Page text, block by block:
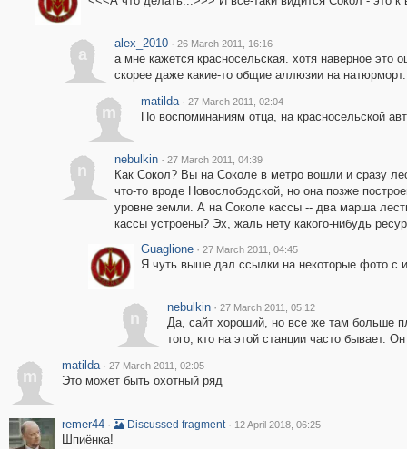
a
alex_2010 · 26 March 2011, 16:16
а мне кажется красносельская. хотя наверное это
скорее даже какие-то общие аллюзии на
m
matilda · 27 March 2011, 02:04
По воспоминаниям отца, на красносельской
n
nebulkin · 27 March 2011, 04:39
Как Сокол? Вы на Соколе в метро вошли и сразу
что-то вроде Новослободской, но она позже
уровне земли. А на Соколе кассы -- два марша
кассы устроены? Эх, жаль нету какого-нибудь
Guaglione · 27 March 2011, 04:45
Я чуть выше дал ссылки на некоторые фото с
n
nebulkin · 27 March 2011, 05:12
Да, сайт хороший, но все же там больше
того, кто на этой станции часто бывает.
m
matilda · 27 March 2011, 02:05
Это может быть охотный ряд
remer44 · Discussed fragment · 12 April 2018, 06:25
Шпиёнка!